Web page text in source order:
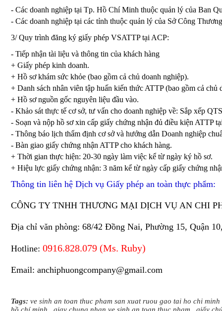
- Các doanh nghiệp tại Tp. Hồ Chí Minh thuộc quản lý của Ban
- Các doanh nghiệp tại các tỉnh thuộc quản lý của Sở Công
3/ Quy trình đăng ký giấy phép VSATTP tại ACP:
- Tiếp nhận tài liệu và thông tin của khách hàng
+ Giấy phép kinh doanh.
+ Hồ sơ khám sức khỏe (bao gồm cả chủ doanh nghiệp).
+ Danh sách nhân viên tập huấn kiến thức ATTP (bao gồm cả chủ
+ Hồ sơ nguồn gốc nguyên liệu đầu vào.
- Khảo sát thực tế cơ sở, tư vấn cho doanh nghiệp về: Sắp xếp
- Soạn và nộp hồ sơ xin cấp giấy chứng nhận đủ điều kiện ATTP
- Thông báo lịch thẩm định cơ sở và hướng dẫn Doanh nghiệp
- Bàn giao giấy chứng nhận ATTP cho khách hàng.
+ Thời gian thực hiện: 20-30 ngày làm việc kể từ ngày ký hồ sơ.
+ Hiệu lực giấy chứng nhận: 3 năm kể từ ngày cấp giấy chứng
Thông tin liên hệ Dịch vụ Giấy phép an toàn thực phẩm:
CÔNG TY TNHH THƯƠNG MẠI DỊCH VỤ AN CHI
Địa chỉ văn phòng: 68/42 Đồng Nai, Phường 15, Quận
Hotline: 0916.828.079 (Ms. Ruby)
Email: anchiphuongcompany@gmail.com
Tags: ve sinh an toan thuc pham san xuat ruou gao tai ho chi minh